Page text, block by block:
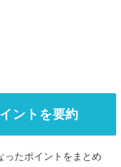
ントを要約
ったポイントをまとめ